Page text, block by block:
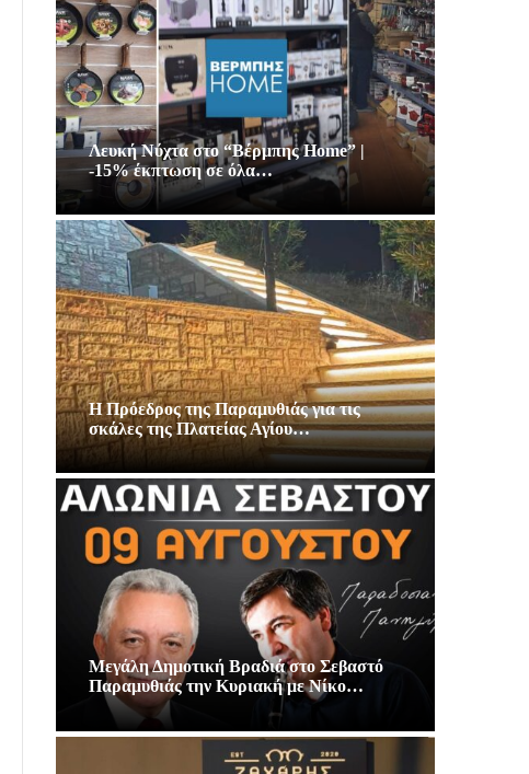
Λευκή Νύχτα στο “Βέρμπης Home” |
-15% έκπτωση σε όλα…
Η Πρόεδρος της Παραμυθιάς για τις
σκάλες της Πλατείας Αγίου…
Μεγάλη Δημοτική Βραδιά στο Σεβαστό
Παραμυθιάς την Κυριακή με Νίκο…